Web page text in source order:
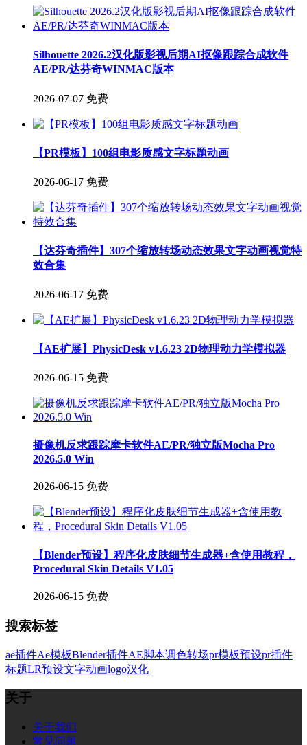
Silhouette 2026.2汉化版影视后期AI抠像跟踪合成软件
AE/PR/达芬奇WINMAC版本
2026-07-07 免费
【PR模板】100组电影质感文字标题动画
2026-06-17 免费
【达芬奇插件】307个缩放转场动态效果文字动画视觉特
效合集
2026-06-17 免费
【AE扩展】PhysicDesk v1.6.23 2D物理动力学模拟器
2026-06-15 免费
摄像机反求跟踪摩卡软件AE/PR/独立版Mocha Pro
2026.5.0 Win
2026-06-15 免费
【Blender预设】程序化皮肤细节生成器+含使用教程，
Procedural Skin Details V1.05
2026-06-15 免费
搜索标签
ae插件Ae模板Blender插件AE脚本调色转场pr模板预设pr插件
标题LR预设文字动画logo汉化
关于
关于我们
常见问题